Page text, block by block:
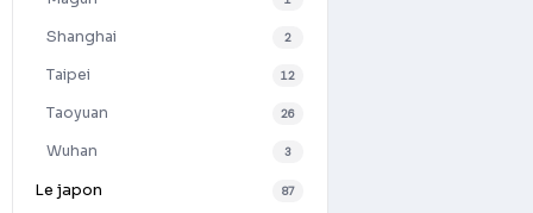
Shanghai 2
Taipei 12
Taoyuan 26
Wuhan 3
Le japon 87